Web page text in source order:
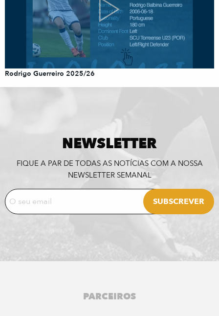
Rodrigo Guerreiro 2025/26
NEWSLETTER
FIQUE A PAR DE TODAS AS NOTÍCIAS COM A NOSSA
NEWSLETTER SEMANAL
PARCEIROS